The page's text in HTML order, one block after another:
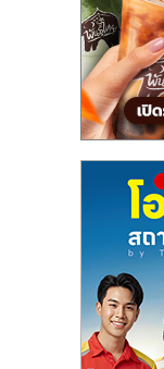
ไชส์
ขาย
แฟ
ไชส์
แฟ